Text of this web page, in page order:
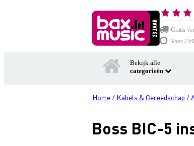
Gratis
Voor
Bekijk alle
categorieën
Home / Kabels & Gereedschap /
Boss BIC-5